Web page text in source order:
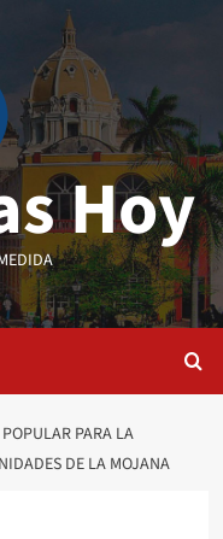
Hoy
PARA LA
DE LA MOJANA